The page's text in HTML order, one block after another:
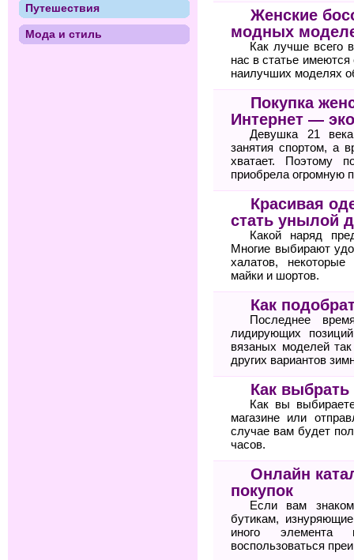
Женские
модных
Как лучше всего
нас в статье
наилучших моделях
Покупка
Интернет —
Девушка 21
занятия спортом, а
хватает. Поэтому
приобрела огромную
Красивая
стать унылой
Какой наряд
Многие выбирают
халатов,
майки и шортов.
Как
Последнее
лидирующих
вязаных моделей
других вариантов
Как
Как вы
магазине или
случае вам будет
часов.
Онлайн
покупок
Если вам
бутикам,
иного элемента
воспользоваться
Путешествия
Мода и стиль